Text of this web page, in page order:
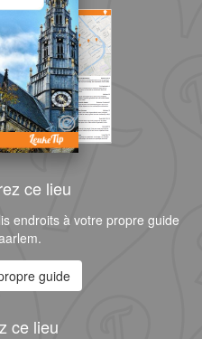
ce lieu
endroits à votre propre guide
guide
ce lieu